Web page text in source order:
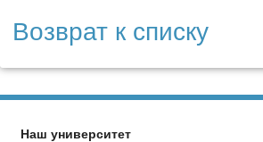
Возврат к списку
Наш университет